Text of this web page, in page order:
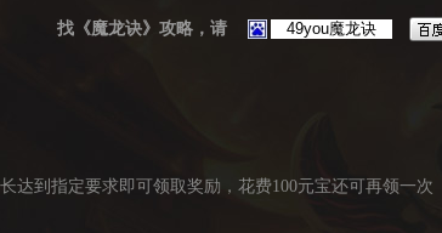
找《魔龙诀》攻略，请
达到指定要求即可领取奖励，花费100元宝还可再领一次